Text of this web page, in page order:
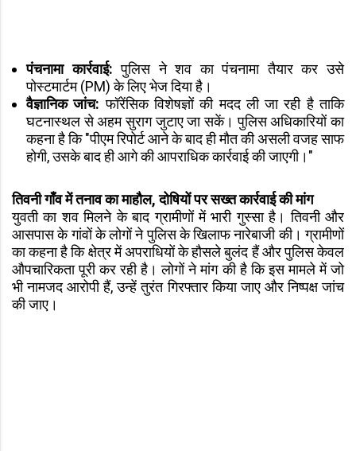
पंचनामा कार्रवाई:पुलिस ने शव का पंचनामा तैयार कर उसे
पोस्टमार्टम (PM) के लिए भेज दिया है।
वैज्ञानिक जांच: फॉरेंसिक विशेषज्ञों की मदद ली जा रही है ताकि
घटनास्थल से अहम सुराग जुटाए जा सकें। पुलिस अधिकारियों का
कहना है कि "पीएम रिपोर्ट आने के बाद ही मौत की असली वजह साफ
होगी, उसके बाद ही आगे की आपराधिक कार्रवाई की जाएगी।"
तिवनी गाँव में तनाव का माहौल, दोषियों पर सख्त कार्रवाई की मांग
युवती का शव मिलने के बाद ग्रामीणों में भारी गुस्सा है। तिवनी और
आसपास के गांवों के लोगों ने पुलिस के खिलाफ नारेबाजी की। ग्रामीणों
का कहना है कि क्षेत्र में अपराधियों के हौसले बुलंद हैं और पुलिस केवल
औपचारिकता पूरी कर रही है। लोगों ने मांग की है कि इस मामले में जो
भी नामजद आरोपी हैं, उन्हें तुरंत गिरफ्तार किया जाए और निष्पक्ष जांच
की जाए।